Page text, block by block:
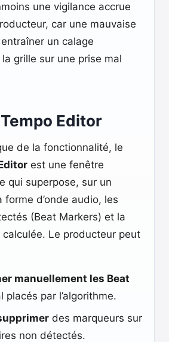
une vigilance accrue
car une mauvaise
un calage
grille sur une prise mal
Editor
de la fonctionnalité, le
est une fenêtre
qui superpose, sur un
forme d’onde audio, les
(Beat Markers) et la
Le producteur peut
manuellement les Beat
placés par l’algorithme.
des marqueurs sur
non détectés.